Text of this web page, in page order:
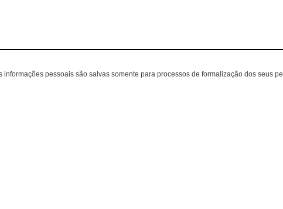
pessoais são salvas somente para processos de formalização dos seus